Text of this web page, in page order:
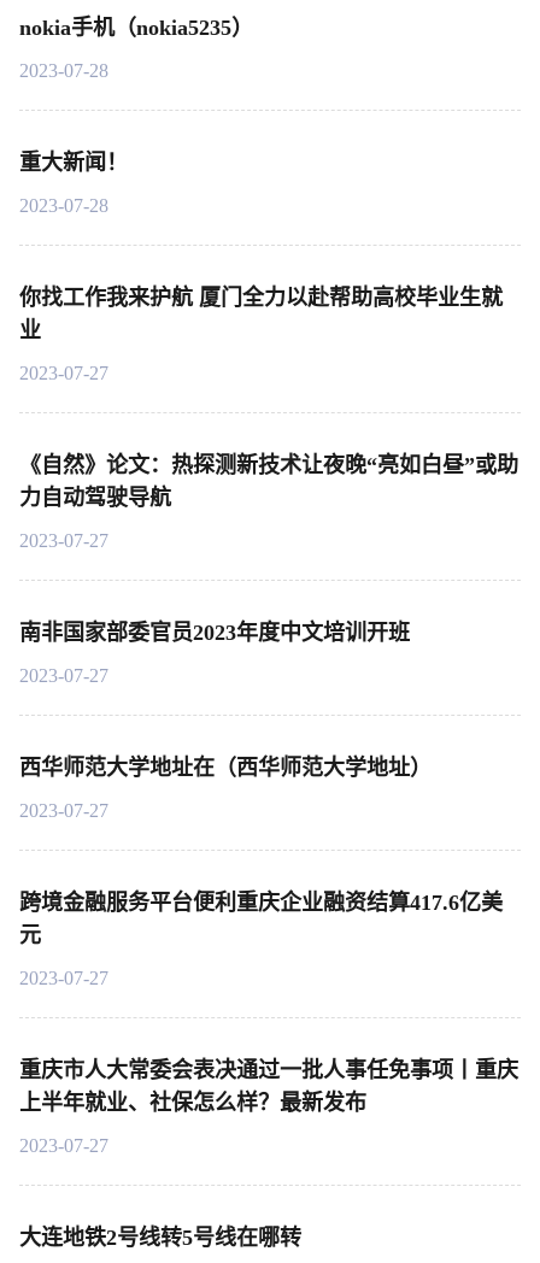
nokia手机（nokia5235）
2023-07-28
重大新闻！
2023-07-28
你找工作我来护航 厦门全力以赴帮助高校毕业生就
业
2023-07-27
《自然》论文：热探测新技术让夜晚“亮如白昼”或助
力自动驾驶导航
2023-07-27
南非国家部委官员2023年度中文培训开班
2023-07-27
西华师范大学地址在（西华师范大学地址）
2023-07-27
跨境金融服务平台便利重庆企业融资结算417.6亿美
元
2023-07-27
重庆市人大常委会表决通过一批人事任免事项丨重庆
上半年就业、社保怎么样？最新发布
2023-07-27
大连地铁2号线转5号线在哪转